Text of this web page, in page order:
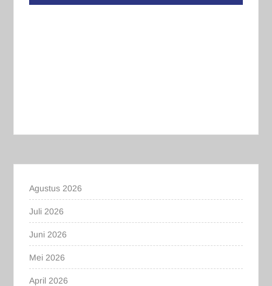
Agustus 2026
Juli 2026
Juni 2026
Mei 2026
April 2026